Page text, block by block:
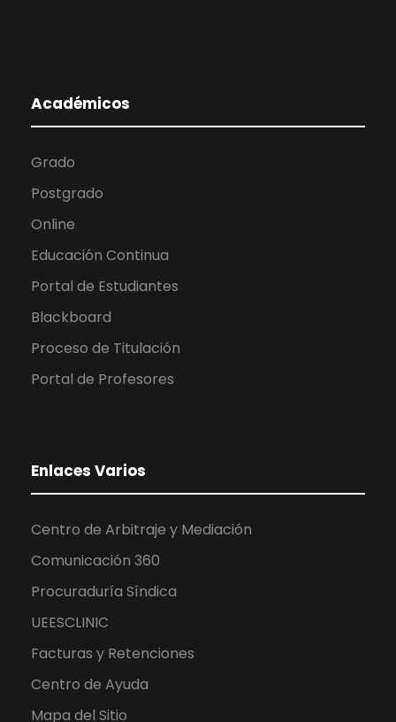
Académicos
Grado
Postgrado
Online
Educación Continua
Portal de Estudiantes
Blackboard
Proceso de Titulación
Portal de Profesores
Enlaces Varios
Centro de Arbitraje y Mediación
Comunicación 360
Procuraduría Síndica
UEESCLINIC
Facturas y Retenciones
Centro de Ayuda
Mapa del Sitio